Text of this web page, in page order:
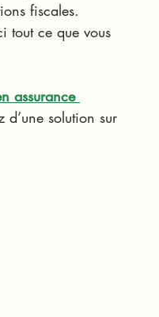
fiscales.
tout ce que vous
assurance
d’une solution sur